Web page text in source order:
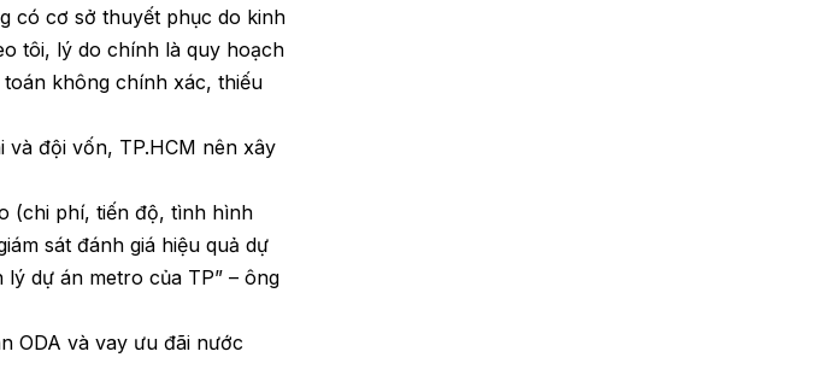
có cơ sở thuyết phục do kinh
tôi, lý do chính là quy hoạch
không chính xác, thiếu
và đội vốn, TP.HCM nên xây
(chi phí, tiến độ, tình hình
sát đánh giá hiệu quả dự
dự án metro của TP” – ông
ODA và vay ưu đãi nước